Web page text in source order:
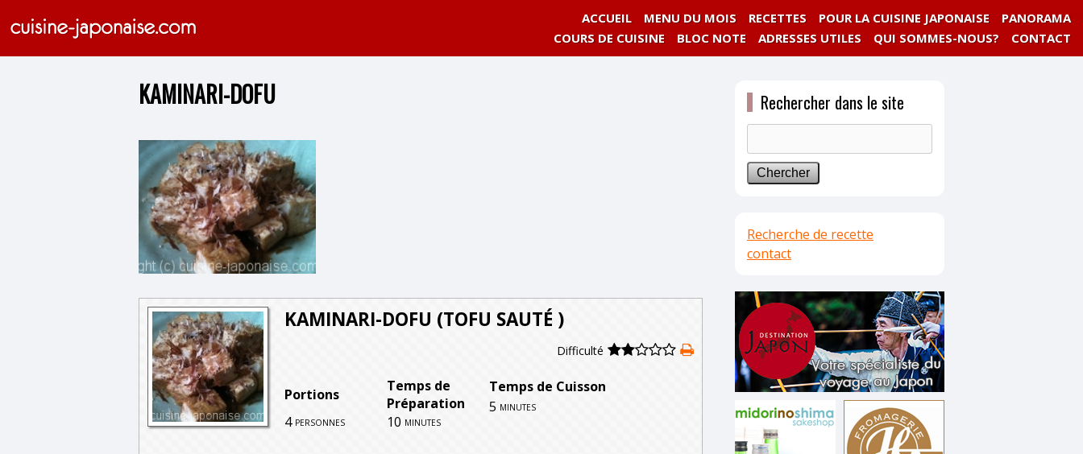
PANORAMA
POUR LA CUISINE JAPONAISE
RECETTES
MENU DU MOIS
ACCUEIL
CONTACT
QUI SOMMES-NOUS?
ADRESSES UTILES
BLOC NOTE
COURS DE CUISINE
KAMINARI-DOFU
KAMINARI-DOFU (TOFU SAUTÉ )
Difficulté
Portions
Temps de
Préparation
4 personnes 10 minutes
Temps de Cuisson
5 minutes
Rechercher dans le site
Recherche de recette
contact